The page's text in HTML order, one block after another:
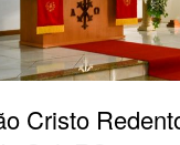
Cristo